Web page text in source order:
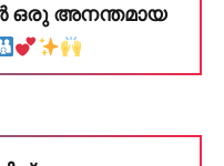
ഒരു അനന്തമായ